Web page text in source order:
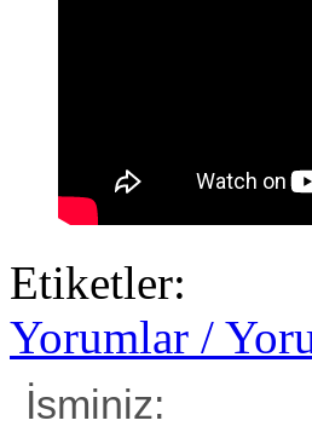
Etiketler:
Yorumlar /
İsminiz: